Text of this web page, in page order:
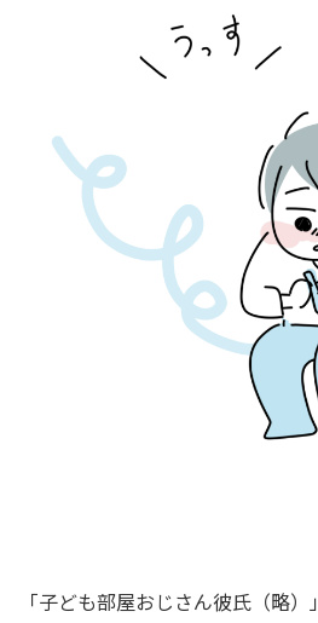
「子ども部屋おじさん彼氏（略）」